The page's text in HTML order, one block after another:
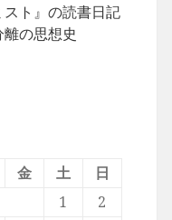
スト』の読書日記
離の思想史
金 土 日
1
2